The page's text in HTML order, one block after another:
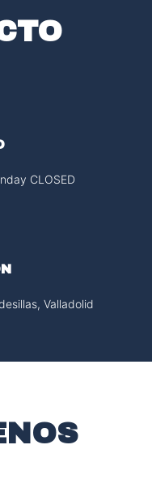
CLOSED
Valladolid